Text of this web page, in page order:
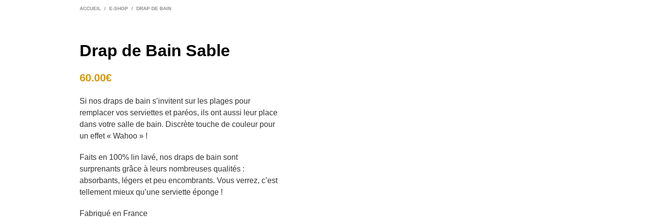
ACCUEIL / E-SHOP / DRAP DE BAIN
Drap de Bain Sable
60.00€
Si nos draps de bain s’invitent sur les plages pour
remplacer vos serviettes et paréos, ils ont aussi leur place
dans votre salle de bain. Discrète touche de couleur pour
un effet « Wahoo » !
Faits en 100% lin lavé, nos draps de bain sont
surprenants grâce à leurs nombreuses qualités :
absorbants, légers et peu encombrants. Vous verrez, c’est
tellement mieux qu’une serviette éponge !
Fabriqué en France